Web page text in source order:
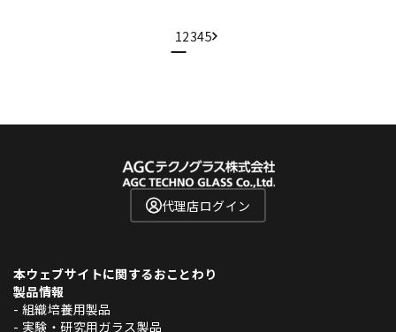
12345
代理店ログイン
本ウェブサイトに関するおことわり
製品情報
- 組織培養用製品
- 実験・研究用ガラス製品